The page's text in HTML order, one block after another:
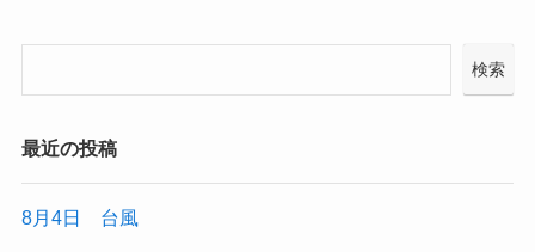
検索
最近の投稿
8月4日 台風